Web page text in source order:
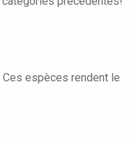
espèces rendent le